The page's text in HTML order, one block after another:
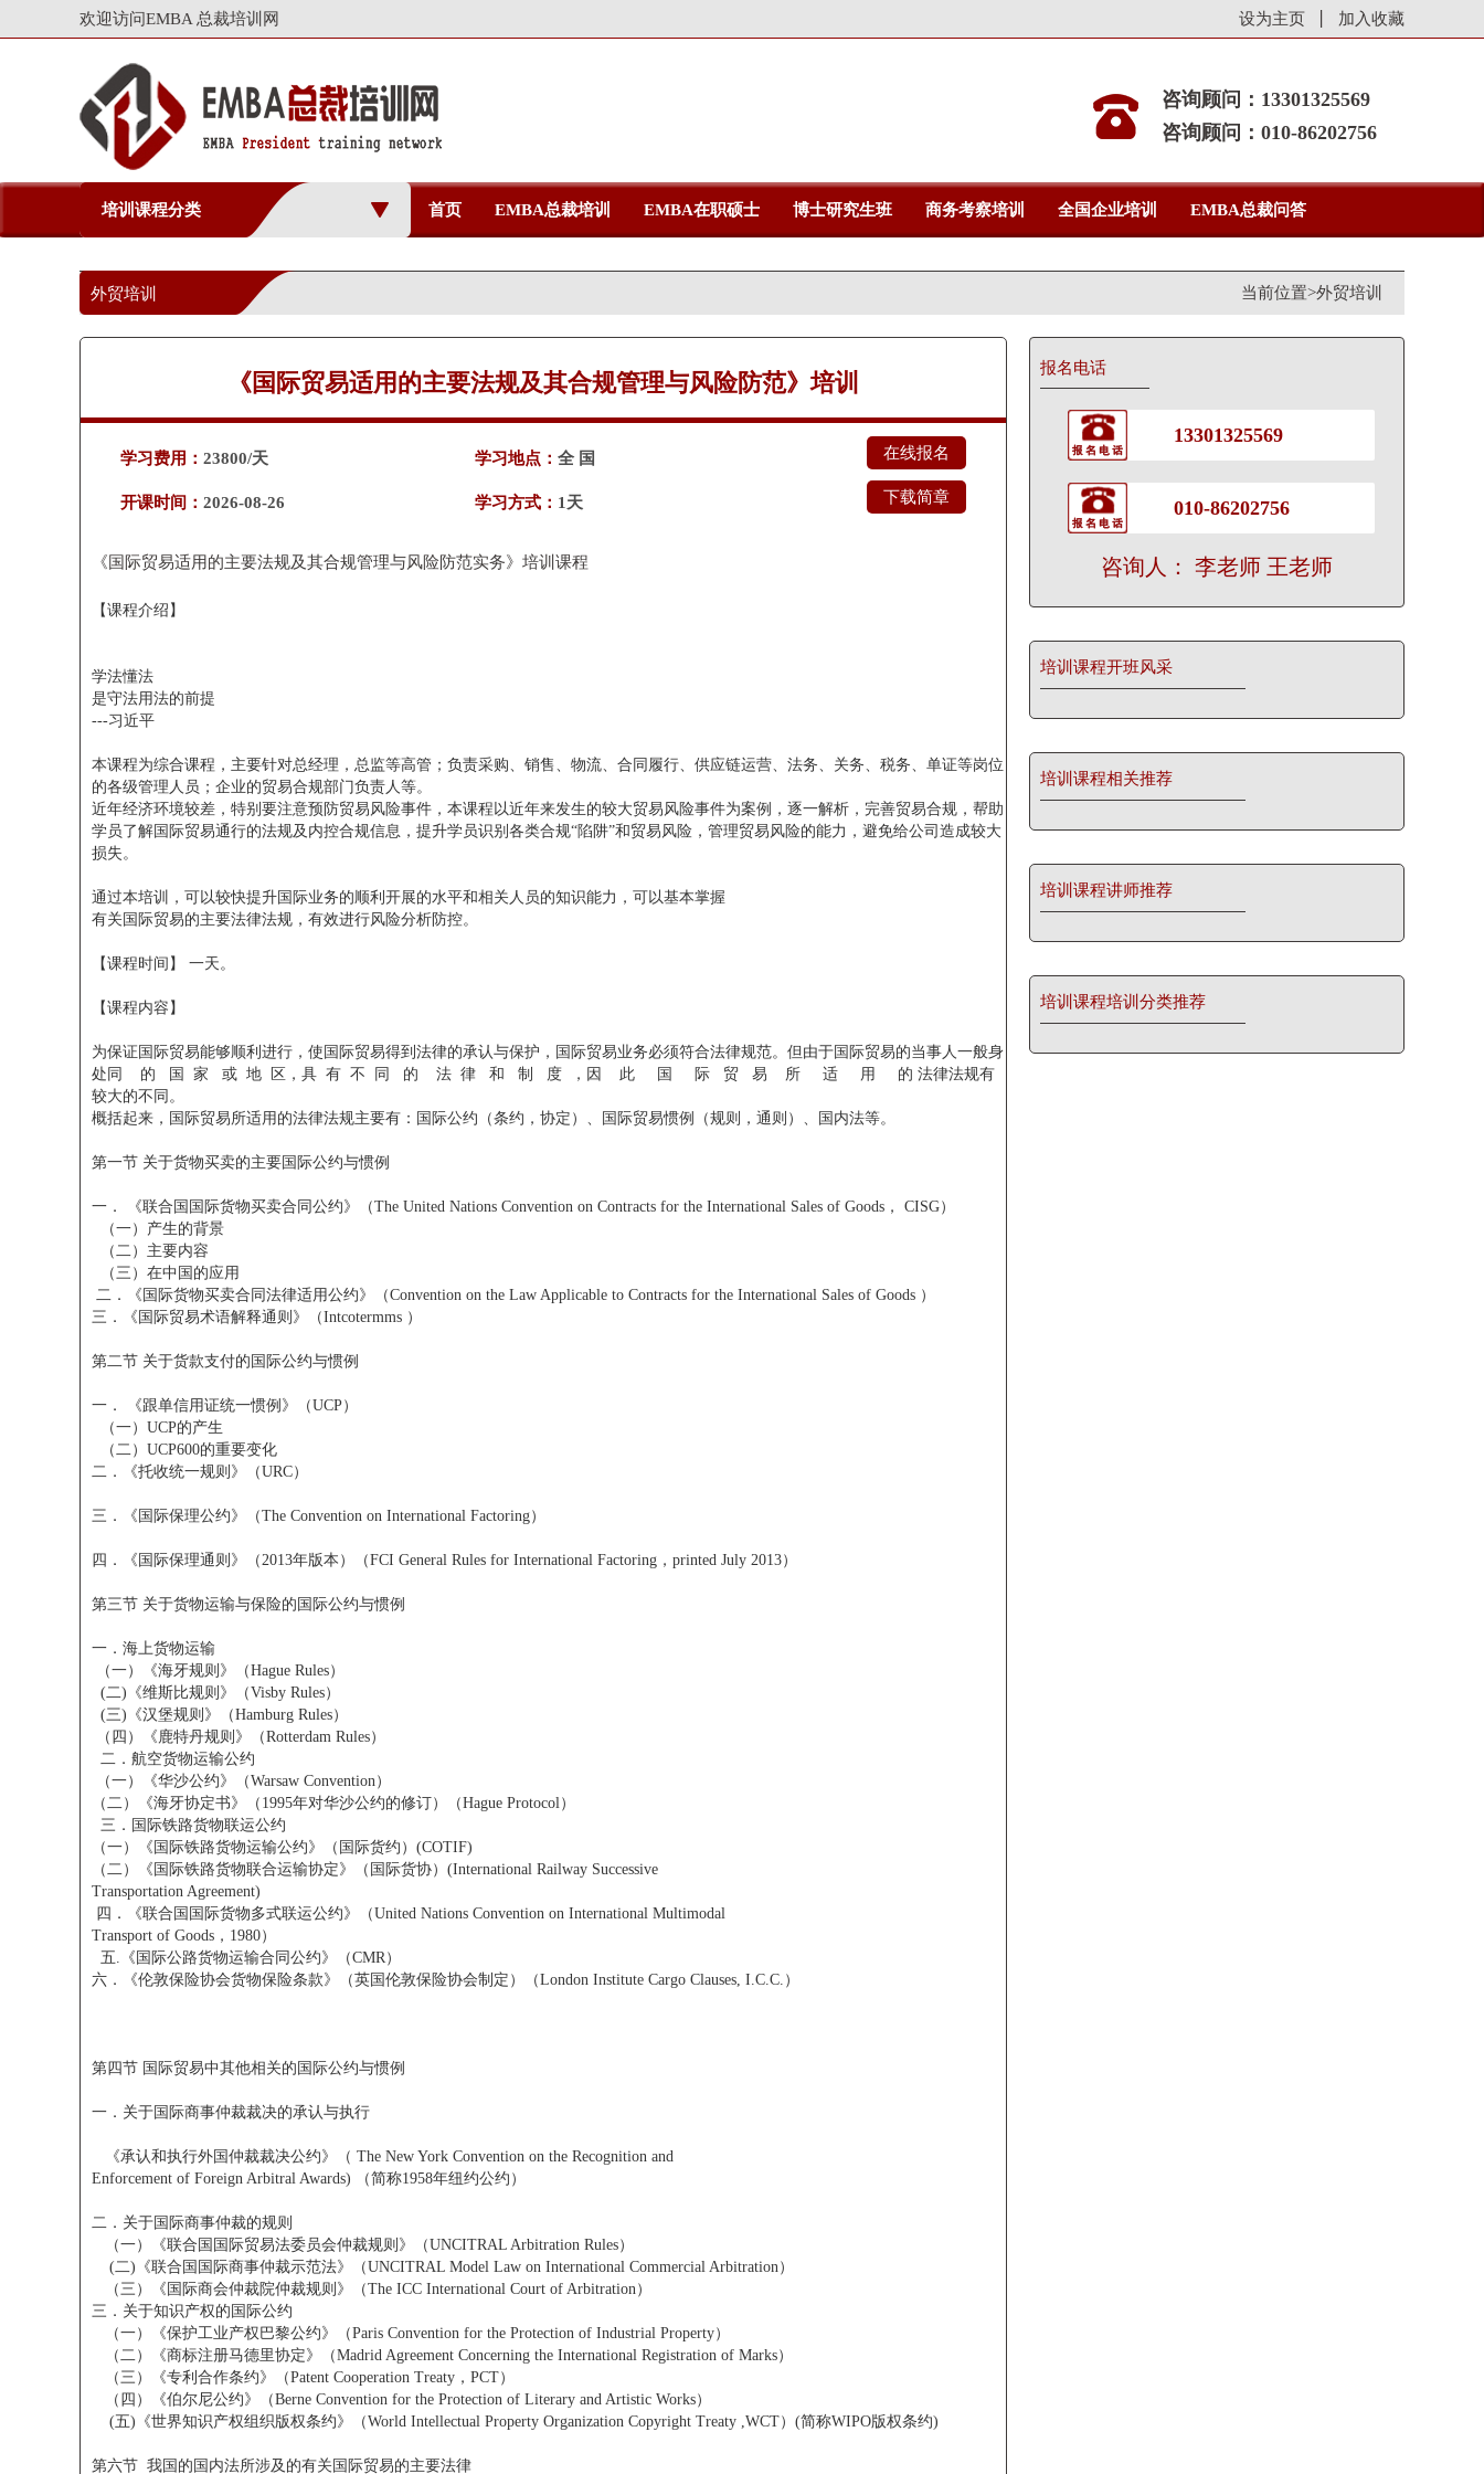
欢迎访问EMBA 总裁培训网 设为主页 加入收藏
咨询顾问：13301325569
咨询顾问：010-86202756
培训课程分类 首页 EMBA总裁培训 EMBA在职硕士 博士研究生班 商务考察培训 全国企业培训 EMBA总裁问答
外贸培训 当前位置>外贸培训
《国际贸易适用的主要法规及其合规管理与风险防范》培训
学习费用： 23800/天
开课时间： 2026-08-26
学习地点：全 国
学习方式： 1天
在线报名
下载简章
《国际贸易适用的主要法规及其合规管理与风险防范实务》培训课程
【课程介绍】
学法懂法
是守法用法的前提
---习近平
本课程为综合课程，主要针对总经理，总监等高管；负责采购、销售、物流、合同履行、供应链运营、法务、关务、税务、单证等岗位
的各级管理人员；企业的贸易合规部门负责人等。
近年经济环境较差，特别要注意预防贸易风险事件，本课程以近年来发生的较大贸易风险事件为案例，逐一解析，完善贸易合规，帮助
学员了解国际贸易通行的法规及内控合规信息，提升学员识别各类合规“陷阱”和贸易风险，管理贸易风险的能力，避免给公司造成较大
损失。
通过本培训，可以较快提升国际业务的顺利开展的水平和相关人员的知识能力，可以基本掌握
有关国际贸易的主要法律法规，有效进行风险分析防控。
【课程时间】 一天。
【课程内容】
为保证国际贸易能够顺利进行，使国际贸易得到法律的承认与保护，国际贸易业务必须符合法律规范。但由于国际贸易的当事人一般身
处同 的 国 家 或 地 区，具 有 不 同 的 法 律 和 制 度 ，因 此 国 际 贸 易 所 适 用 的 法律法规有
较大的不同。
概括起来，国际贸易所适用的法律法规主要有：国际公约（条约，协定）、国际贸易惯例（规则，通则）、国内法等。
第一节 关于货物买卖的主要国际公约与惯例
一． 《联合国国际货物买卖合同公约》（The United Nations Convention on Contracts for the International Sales of Goods， CISG）
（一）产生的背景
（二）主要内容
（三）在中国的应用
二．《国际货物买卖合同法律适用公约》（Convention on the Law Applicable to Contracts for the International Sales of Goods ）
三．《国际贸易术语解释通则》（Intcotermms ）
第二节 关于货款支付的国际公约与惯例
一． 《跟单信用证统一惯例》（UCP）
（一）UCP的产生
（二）UCP600的重要变化
二．《托收统一规则》（URC）
三．《国际保理公约》（The Convention on International Factoring）
四．《国际保理通则》（2013年版本）（FCI General Rules for International Factoring，printed July 2013）
第三节 关于货物运输与保险的国际公约与惯例
一．海上货物运输
（一）《海牙规则》（Hague Rules）
(二)《维斯比规则》（Visby Rules）
(三)《汉堡规则》（Hamburg Rules）
（四）《鹿特丹规则》（Rotterdam Rules）
二．航空货物运输公约
（一）《华沙公约》（Warsaw Convention）
（二）《海牙协定书》（1995年对华沙公约的修订）（Hague Protocol）
三．国际铁路货物联运公约
（一）《国际铁路货物运输公约》（国际货约）(COTIF)
（二）《国际铁路货物联合运输协定》（国际货协）(International Railway Successive
Transportation Agreement)
四．《联合国国际货物多式联运公约》（United Nations Convention on International Multimodal
Transport of Goods，1980）
五.《国际公路货物运输合同公约》（CMR）
六．《伦敦保险协会货物保险条款》（英国伦敦保险协会制定）（London Institute Cargo Clauses, I.C.C.）
第四节 国际贸易中其他相关的国际公约与惯例
一．关于国际商事仲裁裁决的承认与执行
《承认和执行外国仲裁裁决公约》（ The New York Convention on the Recognition and
Enforcement of Foreign Arbitral Awards) （简称1958年纽约公约）
二．关于国际商事仲裁的规则
（一）《联合国国际贸易法委员会仲裁规则》（UNCITRAL Arbitration Rules）
(二)《联合国国际商事仲裁示范法》（UNCITRAL Model Law on International Commercial Arbitration）
（三）《国际商会仲裁院仲裁规则》（The ICC International Court of Arbitration）
三．关于知识产权的国际公约
（一）《保护工业产权巴黎公约》（Paris Convention for the Protection of Industrial Property）
（二）《商标注册马德里协定》（Madrid Agreement Concerning the International Registration of Marks）
（三）《专利合作条约》（Patent Cooperation Treaty，PCT）
（四）《伯尔尼公约》（Berne Convention for the Protection of Literary and Artistic Works）
(五)《世界知识产权组织版权条约》（World Intellectual Property Organization Copyright Treaty ,WCT）(简称WIPO版权条约)
第六节 我国的国内法所涉及的有关国际贸易的主要法律
报名电话
13301325569
010-86202756
咨询人： 李老师 王老师
培训课程开班风采
培训课程相关推荐
培训课程讲师推荐
培训课程培训分类推荐